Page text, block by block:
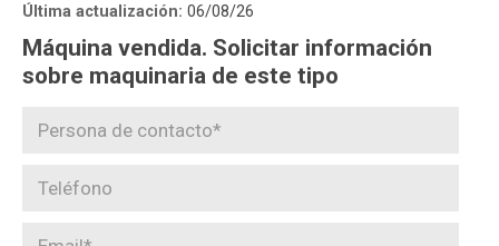
Última actualización: 06/08/26
Máquina vendida. Solicitar información
sobre maquinaria de este tipo